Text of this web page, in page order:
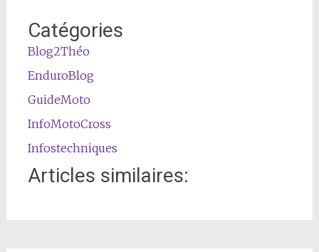
Catégories
Blog2Théo
EnduroBlog
GuideMoto
InfoMotoCross
Infostechniques
Articles similaires: